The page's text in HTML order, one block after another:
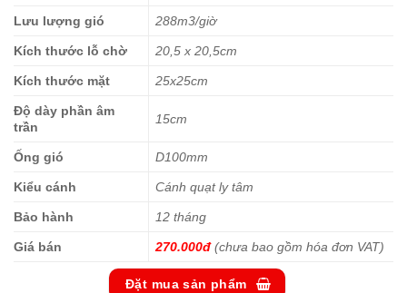
Lưu lượng gió 288m3/giờ
Kích thước lỗ chờ 20,5 x 20,5cm
Kích thước mặt 25x25cm
Độ dày phần âm
trần
15cm
Ống gió D100mm
Kiểu cánh Cánh quạt ly tâm
Bảo hành 12 tháng
Giá bán 270.000đ(chưa bao gồm hóa đơn VAT)
Đặt mua sản phẩm